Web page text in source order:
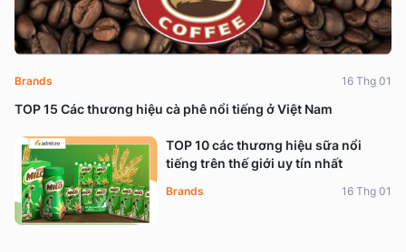
TOP 15 Các thương hiệu cà phê nổi tiếng ở Việt Nam
Brands 16 Thg 01
TOP 10 các thương hiệu sữa nổi
tiếng trên thế giới uy tín nhất
Brands 16 Thg 01